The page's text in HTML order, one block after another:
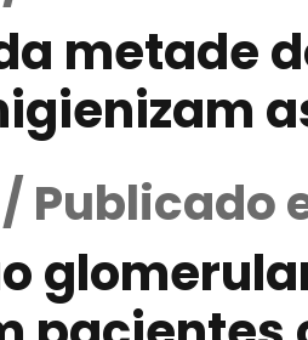
metade
Publicado